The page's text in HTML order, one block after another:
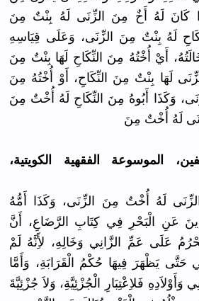
كَانَ لَهُ أَخٌ مِنَ الزِّنَى لَهُ بِنْتٌ مِنَ
لَهُ بِنْتٌ مِنَ الزِّنَى، وَعَلَى قِيَاسِهِ
أَيْ أُخْتُهُ مِنَ النِّكَاحِ لَهَا بِنْتٌ مِنَ
لَهَا بِنْتٌ مِنَ النِّكَاحِ، أَوْ أُخْتُهُ مِنَ
وَكَذَا أَبُوهُ مِنَ النِّكَاحِ لَهُ أُخْتٌ مِنَ
لَهُ أُخْتٌ مِنَ
الموسوعة الفقهية الكويتية،
الزِّنَى لَهُ أُخْتٌ مِنَ الزِّنَى، وَكَذَا أَمُّهُ
عَنِ الْبَحْرِ فِي كِتَابِ الرَّضَاعِ، أَنَّ
عَلَى عَمِّ الزَّانِي وَخَالِهِ، لأَِنَّهُ لَمْ
حَتَّى يَظْهَرَ فِيهَا حُكْمُ الْقَرَابَةِ، وَأَمَّا
وَأَوْلاَدِهِ فَلاِعْتِبَارِ الْجُزْئِيَّةِ، وَلاَ جُزْئِيَّةَ